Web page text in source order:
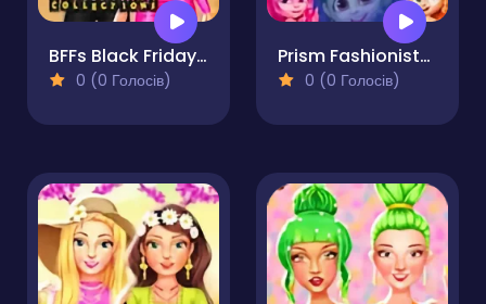
BFFs Black Friday Collection
0 (0 Голосів)
Prism Fashionistas Dress to Impress
0 (0 Голосів)